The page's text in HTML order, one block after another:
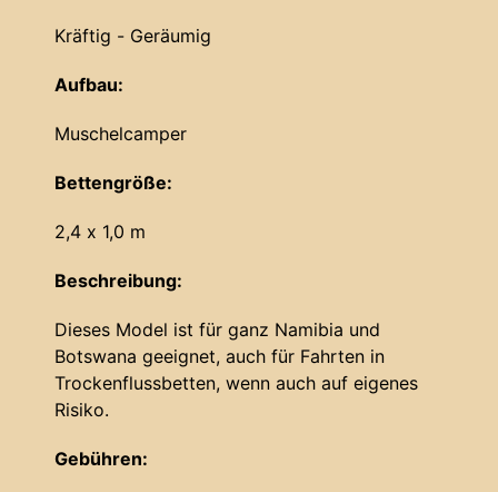
Kräftig - Geräumig
Aufbau:
Muschelcamper
Bettengröße:
2,4 x 1,0 m
Beschreibung:
Dieses Model ist für ganz Namibia und
Botswana geeignet, auch für Fahrten in
Trockenflussbetten, wenn auch auf eigenes
Risiko.
Gebühren: